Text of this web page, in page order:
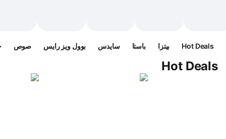
Hot Deals بيتزا باستا سايدس بوول ويز رايس صوص
Hot Deals